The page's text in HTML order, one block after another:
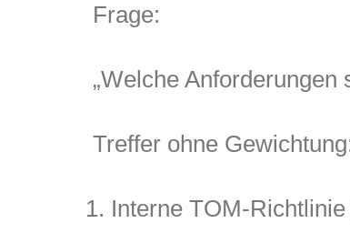
Frage:
„Welche Anforderungen
Treffer ohne
Interne TOM-